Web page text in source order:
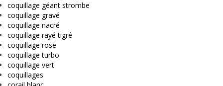
coquillage géant strombe
coquillage gravé
coquillage nacré
coquillage rayé tigré
coquillage rose
coquillage turbo
coquillage vert
coquillages